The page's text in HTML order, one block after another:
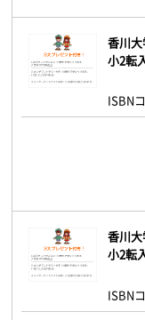
香川
小2転
ISBN
香川
小2転
ISBN